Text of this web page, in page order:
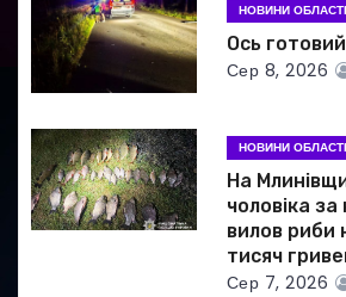
п
и
с
і
в
НОВИНИ ОБЛАСТІ
Ось
Сер 8, 2026
НОВИНИ ОБЛАСТІ
На
чоловіка
вилов риби
тисяч
Сер 7, 2026